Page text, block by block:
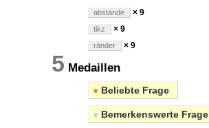
abstände × 9
tikz × 9
ränder × 9
5 Medaillen
● Beliebte Frage
● Bemerkenswerte Frage